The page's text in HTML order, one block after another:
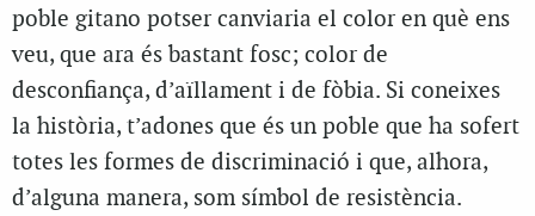
poble gitano potser canviaria el color en què ens
veu, que ara és bastant fosc; color de
desconfiança, d’aïllament i de fòbia. Si coneixes
la història, t’adones que és un poble que ha sofert
totes les formes de discriminació i que, alhora,
d’alguna manera, som símbol de resistència.